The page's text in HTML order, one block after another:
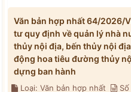
Văn bản hợp nhất 64/2026/
tư quy định về quản lý nhà
thủy nội địa, bến thủy nội
động hoa tiêu đường thủy
dựng ban hành
Loại: Văn bản hợp nhất